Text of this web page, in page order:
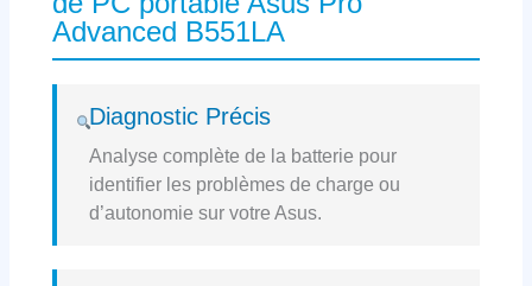
Advanced B551LA
Diagnostic Précis
Analyse complète de la batterie pour
identifier les problèmes de charge ou
d’autonomie sur votre Asus.